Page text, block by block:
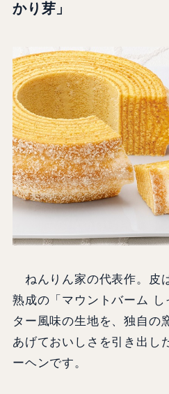
かり芽」
ねんりん家の代表作。⽪
熟成の「マウントバーム
ター⾵味の⽣地を、独⾃の
あげておいしさを引き出し
ーヘンです。